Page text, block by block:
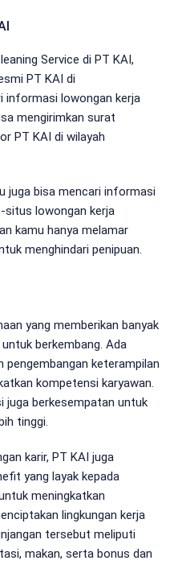
Service di PT KAI,
PT KAI di
informasi lowongan kerja
mengirimkan surat
PT KAI di wilayah
juga bisa mencari informasi
situs lowongan kerja
kamu hanya melamar
menghindari penipuan.
yang memberikan banyak
berkembang. Ada
pengembangan keterampilan
kompetensi karyawan.
juga berkesempatan untuk
tinggi.
karir, PT KAI juga
yang layak kepada
meningkatkan
lingkungan kerja
tersebut meliputi
makan, serta bonus dan